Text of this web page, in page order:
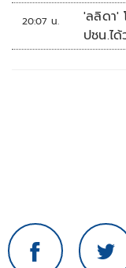
20:07 น.
'ลลิดา'
ปชน.ไ